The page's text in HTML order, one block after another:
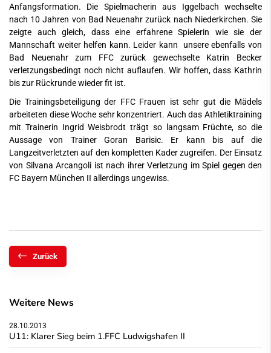
Anfangsformation. Die Spielmacherin aus Iggelbach wechselte
nach 10 Jahren von Bad Neuenahr zurück nach Niederkirchen. Sie
zeigte auch gleich, dass eine erfahrene Spielerin wie sie der
Mannschaft weiter helfen kann. Leider kann unsere ebenfalls von
Bad Neuenahr zum FFC zurück gewechselte Katrin Becker
verletzungsbedingt noch nicht auflaufen. Wir hoffen, dass Kathrin
bis zur Rückrunde wieder fit ist.
Die Trainingsbeteiligung der FFC Frauen ist sehr gut die Mädels
arbeiteten diese Woche sehr konzentriert. Auch das Athletiktraining
mit Trainerin Ingrid Weisbrodt trägt so langsam Früchte, so die
Aussage von Trainer Goran Barisic. Er kann bis auf die
Langzeitverletzten auf den kompletten Kader zugreifen. Der Einsatz
von Silvana Arcangoli ist nach ihrer Verletzung im Spiel gegen den
FC Bayern München II allerdings ungewiss.
Zurück
Weitere News
28.10.2013
U11: Klarer Sieg beim 1.FFC Ludwigshafen II